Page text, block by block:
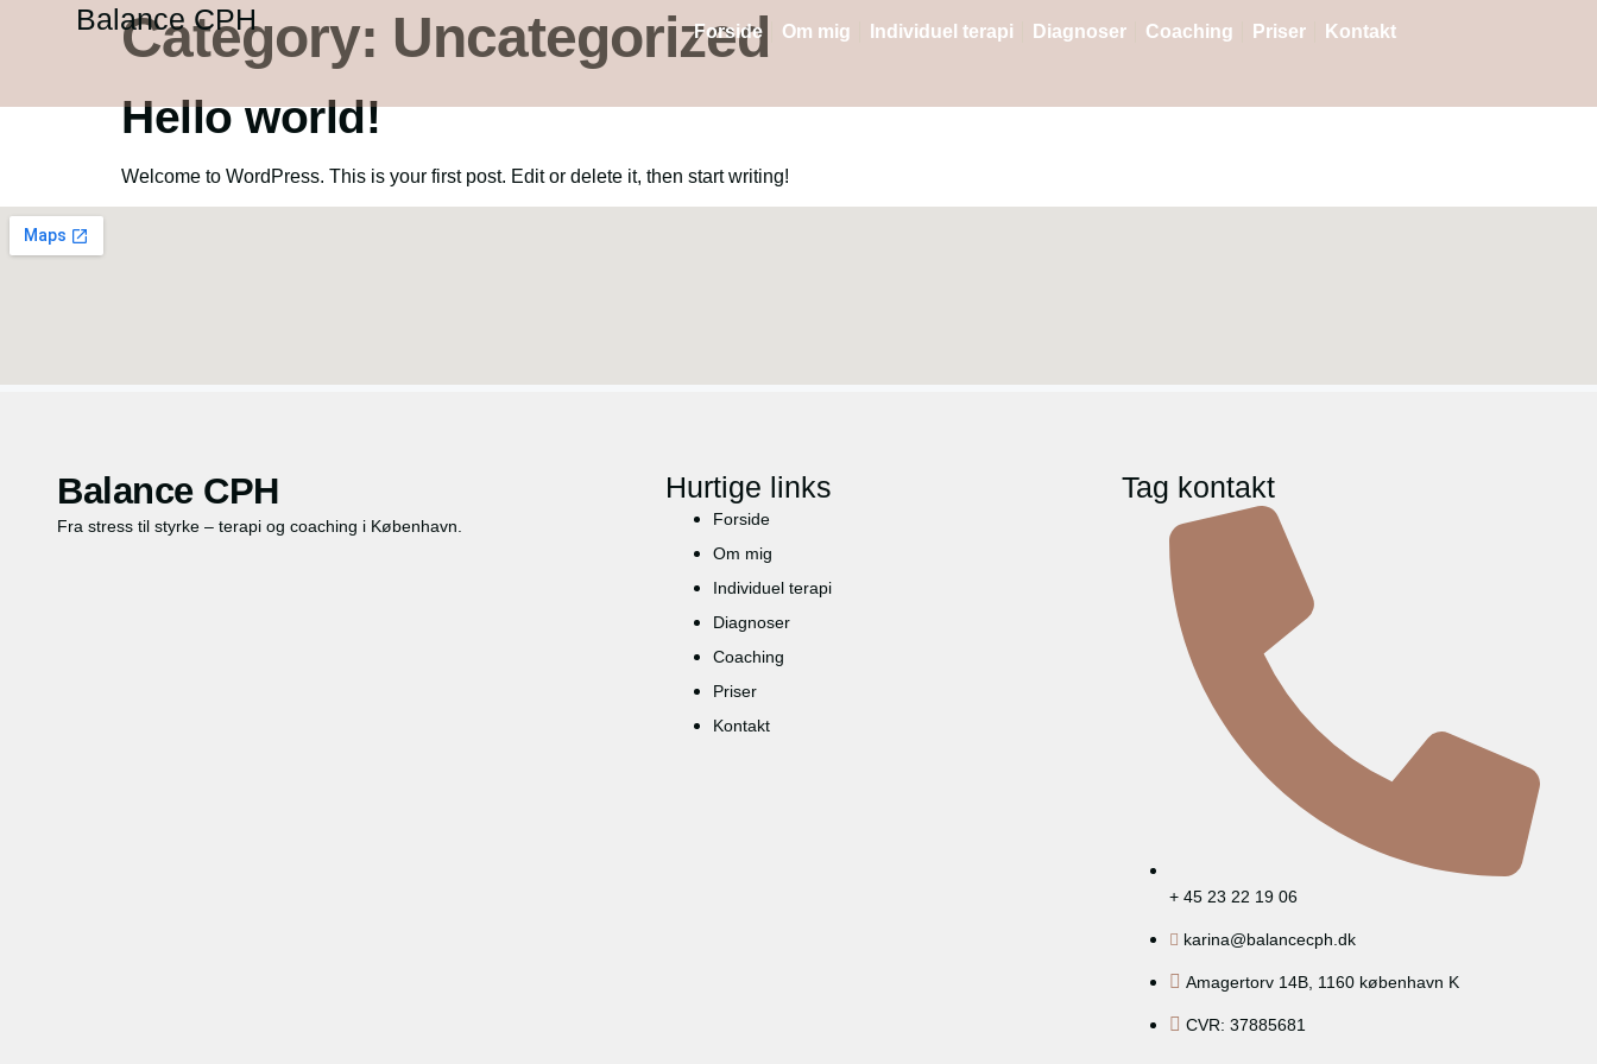
Balance CPH Forside Om mig Individuel terapi Diagnoser Coaching Priser Kontakt
Category: Uncategorized
Hello world!
Welcome to WordPress. This is your first post. Edit or delete it, then start writing!
Balance CPH
Fra stress til styrke – terapi og coaching i København.
Hurtige links
Forside
Om mig
Individuel terapi
Diagnoser
Coaching
Priser
Kontakt
Tag kontakt
+ 45 23 22 19 06
karina@balancecph.dk
Amagertorv 14B, 1160 københavn K
CVR: 37885681